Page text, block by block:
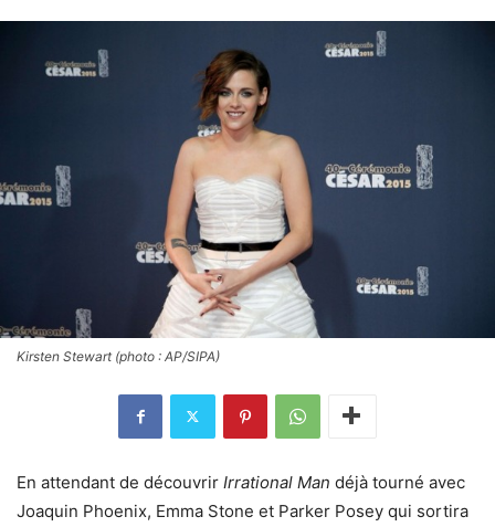
Kirsten Stewart (photo : AP/SIPA)
En attendant de découvrir Irrational Man déjà tourné avec
Joaquin Phoenix, Emma Stone et Parker Posey qui sortira